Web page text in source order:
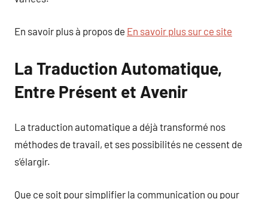
En savoir plus à propos de En savoir plus sur ce site
La Traduction Automatique,
Entre Présent et Avenir
La traduction automatique a déjà transformé nos
méthodes de travail, et ses possibilités ne cessent de
s’élargir.
Que ce soit pour simplifier la communication ou pour